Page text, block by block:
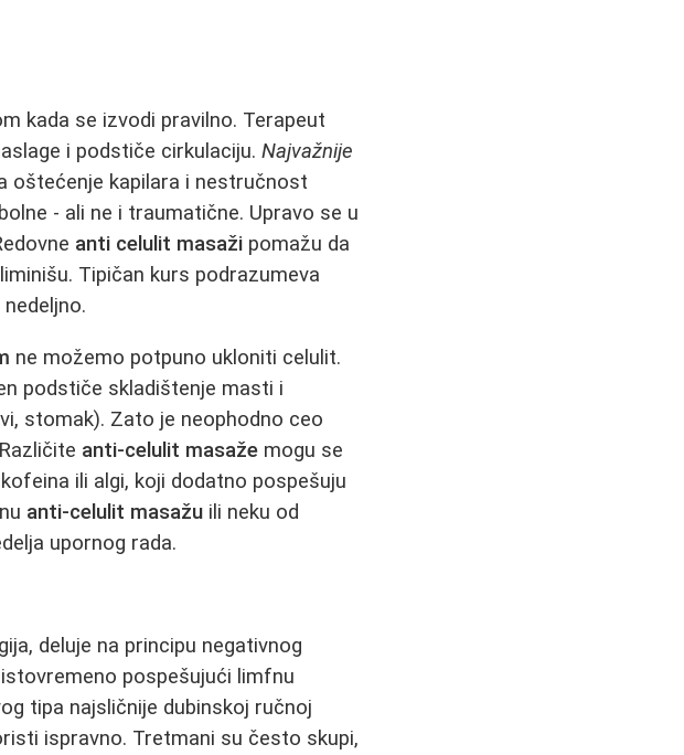
kada se izvodi pravilno. Terapeut
i podstiče cirkulaciju.Najvažnije
oštećenje kapilara i nestručnost
- ali ne i traumatične. Upravo se u
anti celulit masaži pomažu da
Tipičan kurs podrazumeva
ne možemo potpuno ukloniti celulit.
podstiče skladištenje masti i
stomak). Zato je neophodno ceo
anti-celulit masaže mogu se
ili algi, koji dodatno pospešuju
anti-celulit masažu ili neku od
upornog rada.
deluje na principu negativnog
pospešujući limfnu
tipa najsličnije dubinskoj ručnoj
ispravno. Tretmani su često skupi,